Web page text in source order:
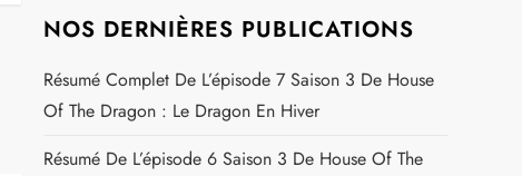
NOS DERNIÈRES PUBLICATIONS
Résumé Complet De L’épisode 7 Saison 3 De House
Of The Dragon : Le Dragon En Hiver
Résumé De L’épisode 6 Saison 3 De House Of The